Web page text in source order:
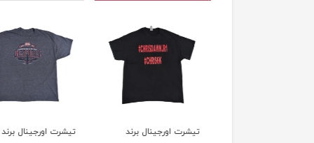
تیشرت اورجینال برند تیشرت اورجینال برند